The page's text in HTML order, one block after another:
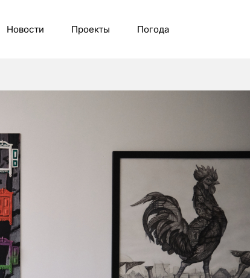
Новости Проекты Погода